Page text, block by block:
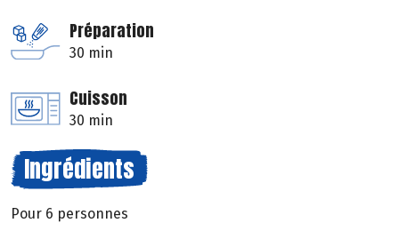
Préparation
30 min
Cuisson
30 min
Ingrédients
Pour 6 personnes